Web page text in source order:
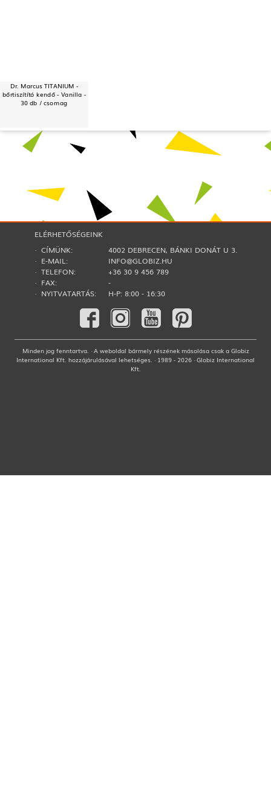
Dr. Marcus TITANIUM -
bőrtiszítító kendő - Vanilla -
30 db / csomag
ELÉRHETŐSÉGEINK
· CÍMÜNK:
4002 DEBRECEN, BÁNKI DONÁT U 3.
· E-MAIL:
INFO@GLOBIZ.HU
· TELEFON:
+36 30 9 456 789
· FAX:
-
· NYITVATARTÁS:
H-P: 8:00 - 16:30
Minden jog fenntartva. · A weboldal bármely részének másolása csak a Globiz
International Kft. hozzájárulásával lehetséges. · 1989 - 2026 · Globiz International
Kft.